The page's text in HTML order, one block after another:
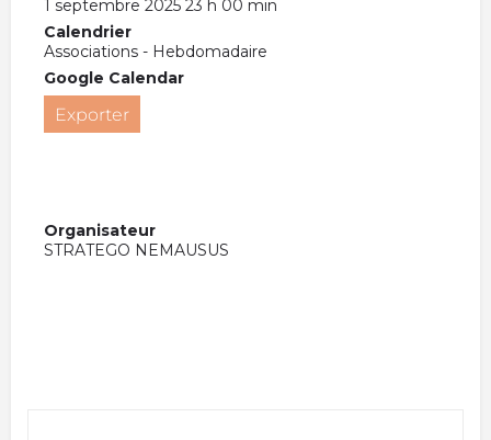
1 septembre 2025 23 h 00 min
Calendrier
Associations - Hebdomadaire
Google Calendar
Exporter
Organisateur
STRATEGO NEMAUSUS